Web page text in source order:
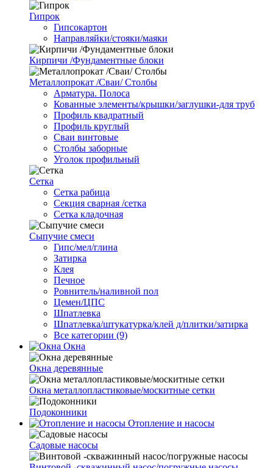
Гипрок
Гипсокартон
Направляйки/стояки/маяки
Кирпичи /Фундаментные блоки
Металлопрокат /Сваи/ Столбы
Арматура. Полоса
Кованные элементы/крышки/заглушки-для труб
Профиль квадратный
Профиль круглый
Сваи винтовые
Столбы заборные
Уголок профильный
Сетка
Cетка рабица
Секция сварная /сетка
Сетка кладочная
Сыпучие смеси
Гипс/мел/глина
Затирка
Клея
Печное
Ровнитель/наливной пол
Цемен/ЦПС
Шпатлевка
Шпатлевка/штукатурка/клей д/плитки/затирка
Все категории (9)
Окна
Окна деревянные
Окна металлопластиковые/москитные сетки
Подоконники
Отопление и насосы
Cадовые насосы